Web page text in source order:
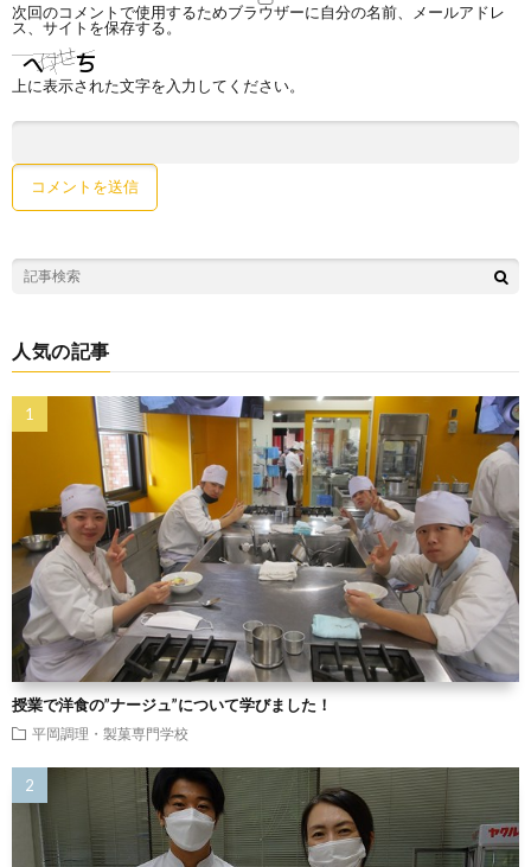
次回のコメントで使用するためブラウザーに自分の名前、メールアドレ
ス、サイトを保存する。
上に表示された文字を入力してください。
人気の記事
授業で洋食の”ナージュ”について学びました！
平岡調理・製菓専門学校